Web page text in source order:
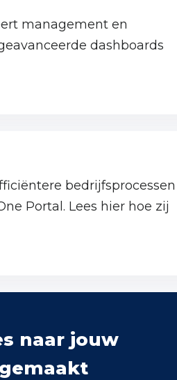
management en
dashboards
bedrijfsprocessen
Portal. Lees hier hoe zij
naar jouw